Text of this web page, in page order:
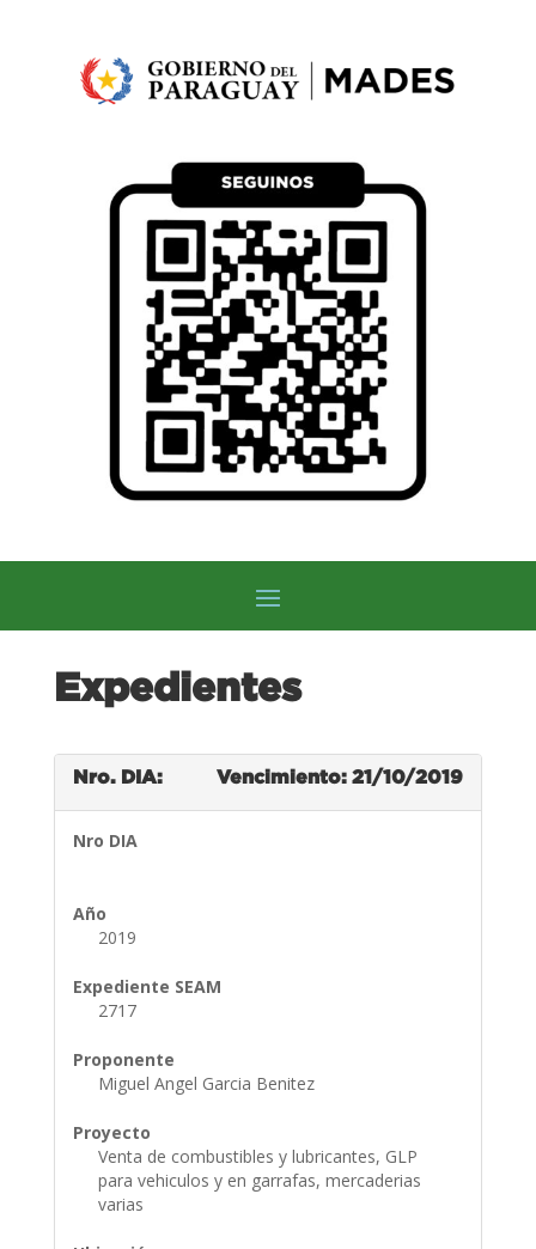
Expedientes
Nro. DIA: Vencimiento: 21/10/2019
Nro DIA
Año
2019
Expediente SEAM
2717
Proponente
Miguel Angel Garcia Benitez
Proyecto
Venta de combustibles y lubricantes, GLP
para vehiculos y en garrafas, mercaderias
varias